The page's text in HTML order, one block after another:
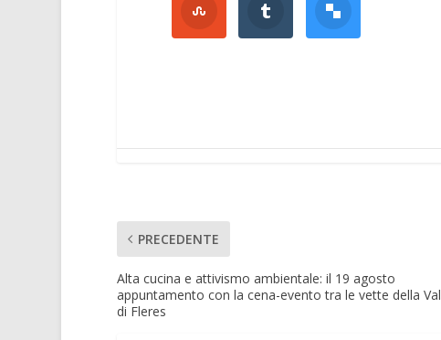
PRECEDENTE
Alta cucina e attivismo ambientale: il 19 agosto
appuntamento con la cena-evento tra le vette della Val
di Fleres